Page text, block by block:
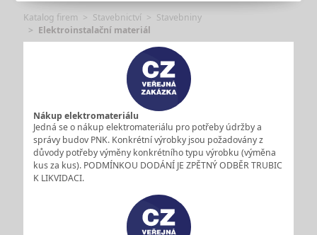
Katalog firem Stavebnictví
Stavebniny
Elektroinstalační materiál
Nákup elektromateriálu
Jedná se o nákup elektromateriálu pro potřeby údržby a
správy budov PNK. Konkrétní výrobky jsou požadovány z
důvody potřeby výměny konkrétního typu výrobku (výměna
kus za kus). PODMÍNKOU DODÁNÍ JE ZPĚTNÝ ODBĚR TRUBIC
K LIKVIDACI.